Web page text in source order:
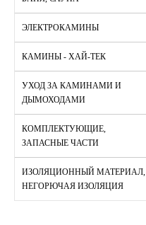
ЭЛЕКТРОКАМИНЫ
КАМИНЫ - ХАЙ-ТЕК
УХОД ЗА КАМИНАМИ И
ДЫМОХОДАМИ
КОМПЛЕКТУЮЩИЕ,
ЗАПАСНЫЕ ЧАСТИ
ИЗОЛЯЦИОННЫЙ МАТЕРИАЛ,
НЕГОРЮЧАЯ ИЗОЛЯЦИЯ